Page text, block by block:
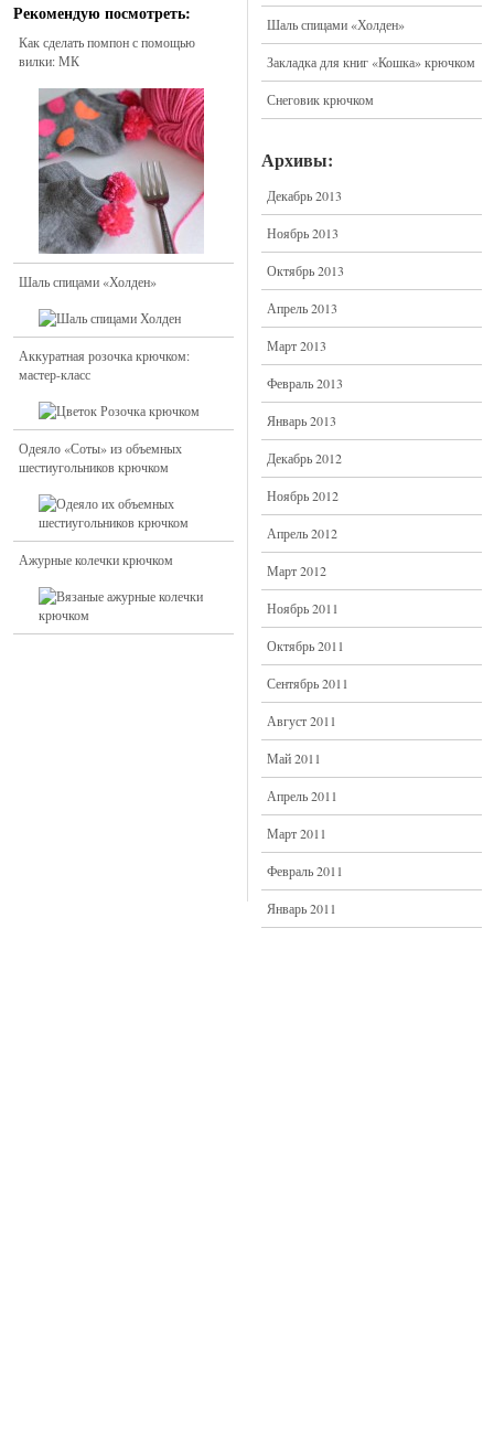
Рекомендую посмотреть:
Как сделать помпон с помощью
вилки: МК
Шаль спицами «Холден»
Аккуратная розочка крючком:
мастер-класс
Одеяло «Соты» из объемных
шестиугольников крючком
Ажурные колечки крючком
Шаль спицами «Холден»
Закладка для книг «Кошка» крючком
Снеговик крючком
Архивы:
Декабрь 2013
Ноябрь 2013
Октябрь 2013
Апрель 2013
Март 2013
Февраль 2013
Январь 2013
Декабрь 2012
Ноябрь 2012
Апрель 2012
Март 2012
Ноябрь 2011
Октябрь 2011
Сентябрь 2011
Август 2011
Май 2011
Апрель 2011
Март 2011
Февраль 2011
Январь 2011